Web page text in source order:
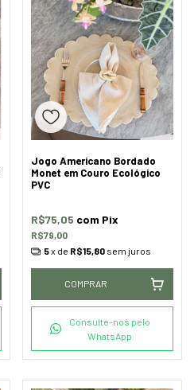
Jogo Americano Bordado
Monet em Couro Ecológico
PVC
R$79,00
R$75,05 com Pix
5x de R$15,80 sem juros
COMPRAR
Consulte-nos pelo
WhatsApp